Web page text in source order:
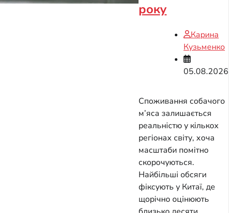
року
Карина
Кузьменко
05.08.2026
Споживання собачого
м’яса залишається
реальністю у кількох
регіонах світу, хоча
масштаби помітно
скорочуються.
Найбільші обсяги
фіксують у Китаї, де
щорічно оцінюють